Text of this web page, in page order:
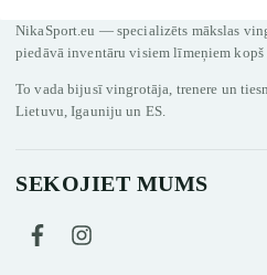
NikaSport.eu — specializēts mākslas
piedāvā inventāru visiem līmeņiem kopš
To vada bijusī vingrotāja, trenere un
Lietuvu, Igauniju un ES.
SEKOJIET MUMS